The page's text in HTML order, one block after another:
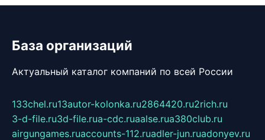
База организаций
Актуальный каталог компаний по всей России
133chel.ru13autor-kolonka.ru2864420.ru2rich.ru
3-d-file.ru3d-file.rua-cdc.ruaalse.rua380club.ru
airgungames.ruaccounts-112.ruadler-jun.ruadonyev.ru